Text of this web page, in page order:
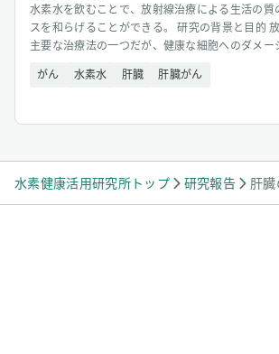
水素水を飲むことで、放射線治療による生活の質
スを和らげることができる。 研究の背景と目的
主要な治療法の一つだが、健康な細胞へのダメー
がん
水素水 肝臓 肝臓がん
水素健康活用研究所トップ 研究報告 肝